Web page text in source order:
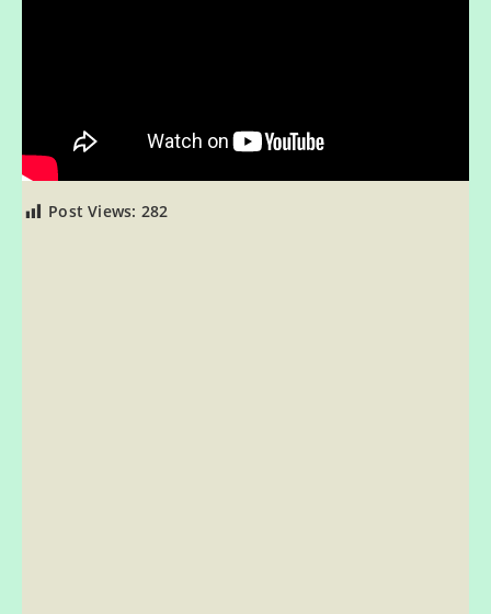
Post Views: 282